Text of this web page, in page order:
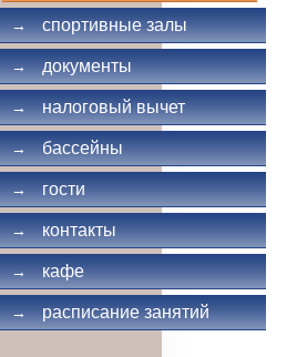
→ спортивные залы
→ документы
→ налоговый вычет
→ бассейны
→ гости
→ контакты
→ кафе
→ расписание занятий